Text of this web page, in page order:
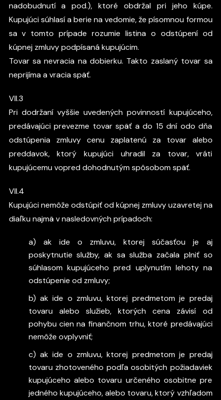
nadobudnutí a pod.), ktoré obdržal pri jeho kúpe.
Kupujúci súhlasí a berie na vedomie, že písomnou formou
sa v tomto prípade rozumie listina o odstúpení od
kúpnej zmluvy podpísaná kupujúcim.
Tovar sa nevracia na dobierku. Takto zaslaný tovar sa
neprijíma a vracia späť.
VII.3
Pri dodržaní vyššie uvedených povinností kupujúceho,
predávajúci prevezme tovar späť a do 15 dní odo dňa
odstúpenia zmluvy cenu zaplatenú za tovar alebo
preddavok, ktorý kupujúci uhradil za tovar, vráti
kupujúcemu vopred dohodnutým spôsobom späť.
VII.4
Kupujúci nemôže odstúpiť od kúpnej zmluvy uzavretej na
diaľku najmä v nasledovných prípadoch:
a) ak ide o zmluvu, ktorej súčasťou je aj
poskytnutie služby, ak sa služba začala plniť so
súhlasom kupujúceho pred uplynutím lehoty na
odstúpenie od zmluvy;
b) ak ide o zmluvu, ktorej predmetom je predaj
tovaru alebo služieb, ktorých cena závisí od
pohybu cien na finančnom trhu, ktoré predávajúci
nemôže ovplyvniť;
c) ak ide o zmluvu, ktorej predmetom je predaj
tovaru zhotoveného podľa osobitých požiadaviek
kupujúceho alebo tovaru určeného osobitne pre
jedného kupujúceho, alebo tovaru, ktorý vzhľadom